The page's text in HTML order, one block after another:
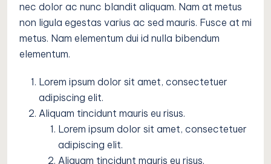
nec dolor ac nunc blandit aliquam. Nam at metus
non ligula egestas varius ac sed mauris. Fusce at mi
metus. Nam elementum dui id nulla bibendum
elementum.
Lorem ipsum dolor sit amet, consectetuer
adipiscing elit.
Aliquam tincidunt mauris eu risus.
Lorem ipsum dolor sit amet, consectetuer
adipiscing elit.
Aliquam tincidunt mauris eu risus.